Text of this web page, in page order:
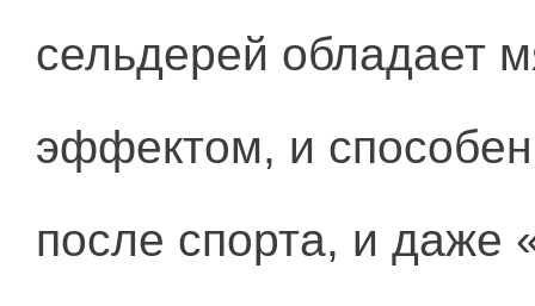
сельдерей обладает
эффектом, и
после спорта, и даже